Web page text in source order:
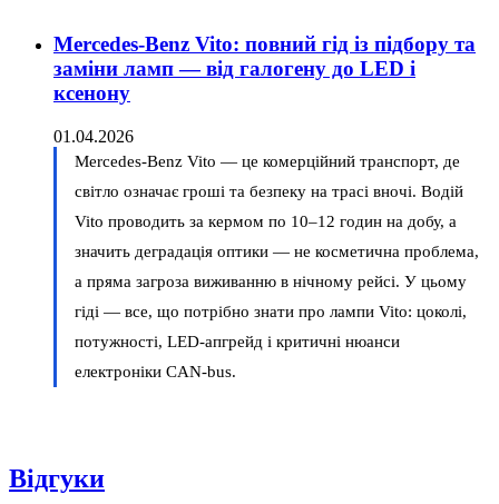
Mercedes-Benz Vito: повний гід із підбору та
заміни ламп — від галогену до LED і
ксенону
01.04.2026
Mercedes-Benz Vito — це комерційний транспорт, де
світло означає гроші та безпеку на трасі вночі. Водій
Vito проводить за кермом по 10–12 годин на добу, а
значить деградація оптики — не косметична проблема,
а пряма загроза виживанню в нічному рейсі. У цьому
гіді — все, що потрібно знати про лампи Vito: цоколі,
потужності, LED-апгрейд і критичні нюанси
електроніки CAN-bus.
Відгуки